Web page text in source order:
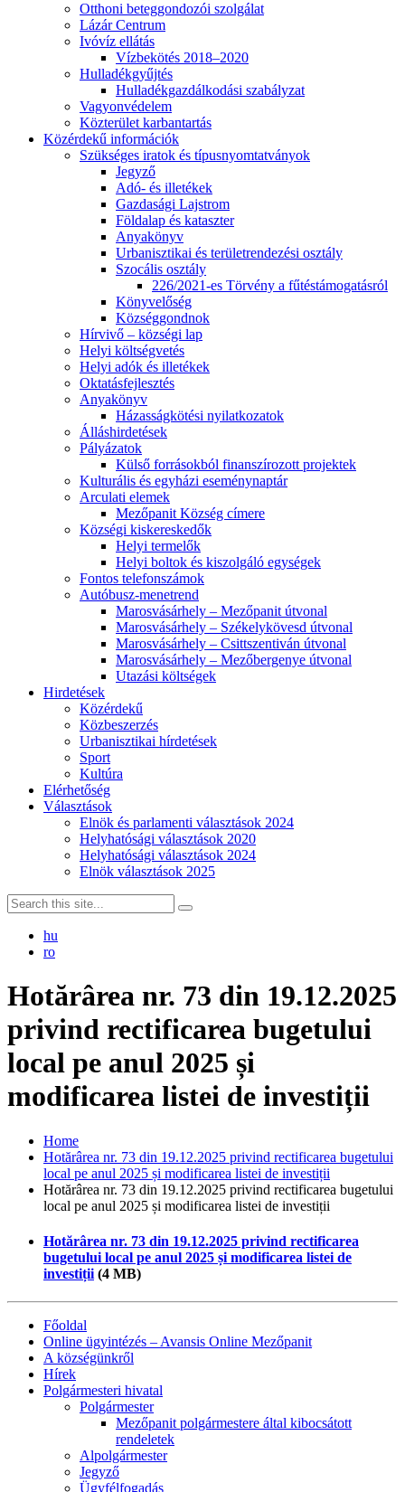
Otthoni beteggondozói szolgálat
Lázár Centrum
Ivóvíz ellátás
Vízbekötés 2018–2020
Hulladékgyűjtés
Hulladékgazdálkodási szabályzat
Vagyonvédelem
Közterület karbantartás
Közérdekű információk
Szükséges iratok és típusnyomtatványok
Jegyző
Adó- és illetékek
Gazdasági Lajstrom
Földalap és kataszter
Anyakönyv
Urbanisztikai és területrendezési osztály
Szocális osztály
226/2021-es Törvény a fűtéstámogatásról
Könyvelőség
Községgondnok
Hírvivő – községi lap
Helyi költségvetés
Helyi adók és illetékek
Oktatásfejlesztés
Anyakönyv
Házasságkötési nyilatkozatok
Álláshirdetések
Pályázatok
Külső forrásokból finanszírozott projektek
Kulturális és egyházi eseménynaptár
Arculati elemek
Mezőpanit Község címere
Községi kiskereskedők
Helyi termelők
Helyi boltok és kiszolgáló egységek
Fontos telefonszámok
Autóbusz-menetrend
Marosvásárhely – Mezőpanit útvonal
Marosvásárhely – Székelykövesd útvonal
Marosvásárhely – Csittszentiván útvonal
Marosvásárhely – Mezőbergenye útvonal
Utazási költségek
Hirdetések
Közérdekű
Közbeszerzés
Urbanisztikai hírdetések
Sport
Kultúra
Elérhetőség
Választások
Elnök és parlamenti választások 2024
Helyhatósági választások 2020
Helyhatósági választások 2024
Elnök választások 2025
hu
ro
Hotărârea nr. 73 din 19.12.2025
privind rectificarea bugetului
local pe anul 2025 și
modificarea listei de investiții
Home
Hotărârea nr. 73 din 19.12.2025 privind rectificarea bugetului
local pe anul 2025 și modificarea listei de investiții
Hotărârea nr. 73 din 19.12.2025 privind rectificarea bugetului
local pe anul 2025 și modificarea listei de investiții
Hotărârea nr. 73 din 19.12.2025 privind rectificarea
bugetului local pe anul 2025 și modificarea listei de
investiții (4 MB)
Főoldal
Online ügyintézés – Avansis Online Mezőpanit
A községünkről
Hírek
Polgármesteri hivatal
Polgármester
Mezőpanit polgármestere által kibocsátott
rendeletek
Alpolgármester
Jegyző
Ügyfélfogadás